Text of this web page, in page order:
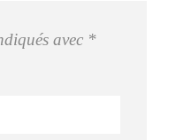
avec *